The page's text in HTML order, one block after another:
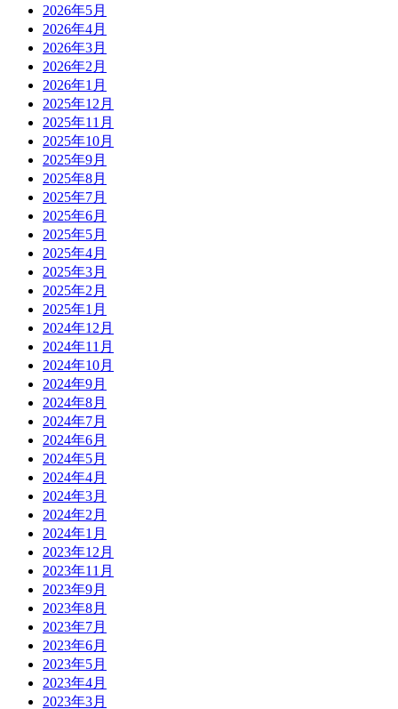
2026年5月
2026年4月
2026年3月
2026年2月
2026年1月
2025年12月
2025年11月
2025年10月
2025年9月
2025年8月
2025年7月
2025年6月
2025年5月
2025年4月
2025年3月
2025年2月
2025年1月
2024年12月
2024年11月
2024年10月
2024年9月
2024年8月
2024年7月
2024年6月
2024年5月
2024年4月
2024年3月
2024年2月
2024年1月
2023年12月
2023年11月
2023年9月
2023年8月
2023年7月
2023年6月
2023年5月
2023年4月
2023年3月